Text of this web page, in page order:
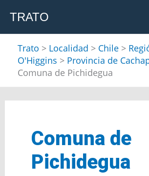
contenido
TRATO
Trato > Localidad > Chile >
O'Higgins > Provincia de
Comuna de Pichidegua
Comuna de
Pichidegua